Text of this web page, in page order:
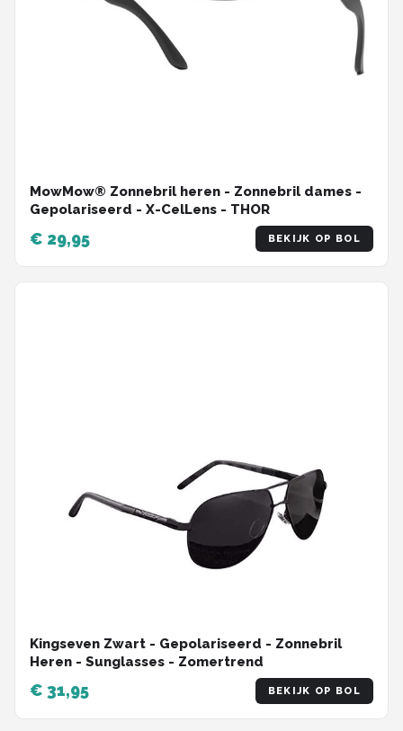
MowMow® Zonnebril heren - Zonnebril dames -
Gepolariseerd - X-CelLens - THOR
€ 29,95 BEKIJK OP BOL
Kingseven Zwart - Gepolariseerd - Zonnebril
Heren - Sunglasses - Zomertrend
€ 31,95 BEKIJK OP BOL